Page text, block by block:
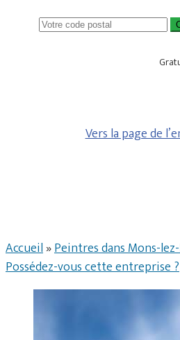
Vers la page de
Accueil»Peintres dans Mons-
Possédez-vous cette entreprise ?